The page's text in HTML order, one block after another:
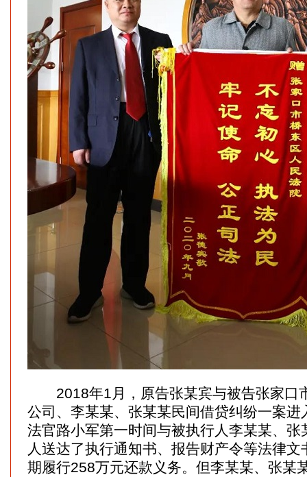
2018年1月，原告张某宾与被告张家口
公司、李某某、张某某民间借贷纠纷一案进
法官路小军第一时间与被执行人李某某、张
人送达了执行通知书、报告财产令等法律
期履行258万元还款义务。但李某某、张某